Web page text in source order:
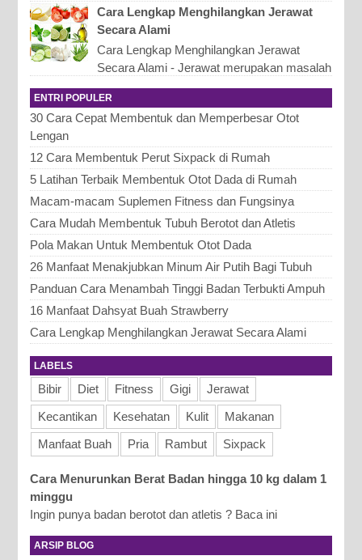
kandungan kesehatan. Str...
Cara Lengkap Menghilangkan Jerawat
Secara Alami
Cara Lengkap Menghilangkan Jerawat
Secara Alami - Jerawat merupakan masalah
di kulit wajah yang bisa timbul kapan saja.
Untuk mengatasi, m...
ENTRI POPULER
30 Cara Cepat Membentuk dan Memperbesar Otot
Lengan
12 Cara Membentuk Perut Sixpack di Rumah
5 Latihan Terbaik Membentuk Otot Dada di Rumah
Macam-macam Suplemen Fitness dan Fungsinya
Cara Mudah Membentuk Tubuh Berotot dan Atletis
Pola Makan Untuk Membentuk Otot Dada
26 Manfaat Menakjubkan Minum Air Putih Bagi Tubuh
Panduan Cara Menambah Tinggi Badan Terbukti Ampuh
16 Manfaat Dahsyat Buah Strawberry
Cara Lengkap Menghilangkan Jerawat Secara Alami
LABELS
Bibir Diet Fitness Gigi
Jerawat
Kecantikan
Kesehatan Kulit
Makanan
Manfaat Buah
Pria Rambut Sixpack
Cara Menurunkan Berat Badan hingga 10 kg dalam 1
minggu
Ingin punya badan berotot dan atletis ? Baca ini
ARSIP BLOG